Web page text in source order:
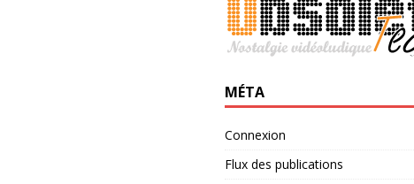
MÉTA
Connexion
Flux des publications